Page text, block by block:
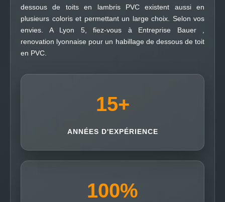
dessous de toits en lambris PVC existent aussi en
plusieurs coloris et permettant un large choix. Selon vos
envies. A Lyon 5, fiez-vous à Entreprise Bauer ,
renovation lyonnaise pour un habillage de dessous de toit
en PVC.
15+
ANNÉES D'EXPÉRIENCE
100%